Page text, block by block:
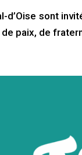
d’Oise sont
paix, de